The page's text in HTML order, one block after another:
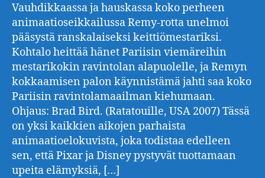
Vauhdikkaassa ja hauskassa koko perheen
animaatioseikkailussa Remy-rotta unelmoi
pääsystä ranskalaiseksi keittiömestariksi.
Kohtalo heittää hänet Pariisin viemäreihin
mestarikokin ravintolan alapuolelle, ja Remyn
kokkaamisen palon käynnistämä jahti saa koko
Pariisin ravintolamaailman kiehumaan.
Ohjaus: Brad Bird. (Ratatouille, USA 2007) Tässä
on yksi kaikkien aikojen parhaista
animaatioelokuvista, joka todistaa edelleen
sen, että Pixar ja Disney pystyvät tuottamaan
upeita elämyksiä, […]